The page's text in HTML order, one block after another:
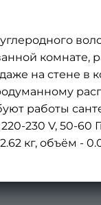
комнате,
на стене в
работы
230 V, 50-60
кг, объём -